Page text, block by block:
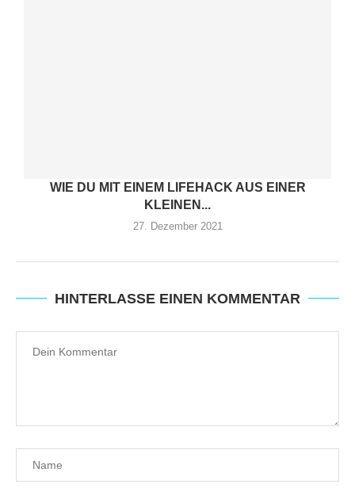
WIE DU MIT EINEM LIFEHACK AUS EINER
KLEINEN...
27. Dezember 2021
HINTERLASSE EINEN KOMMENTAR